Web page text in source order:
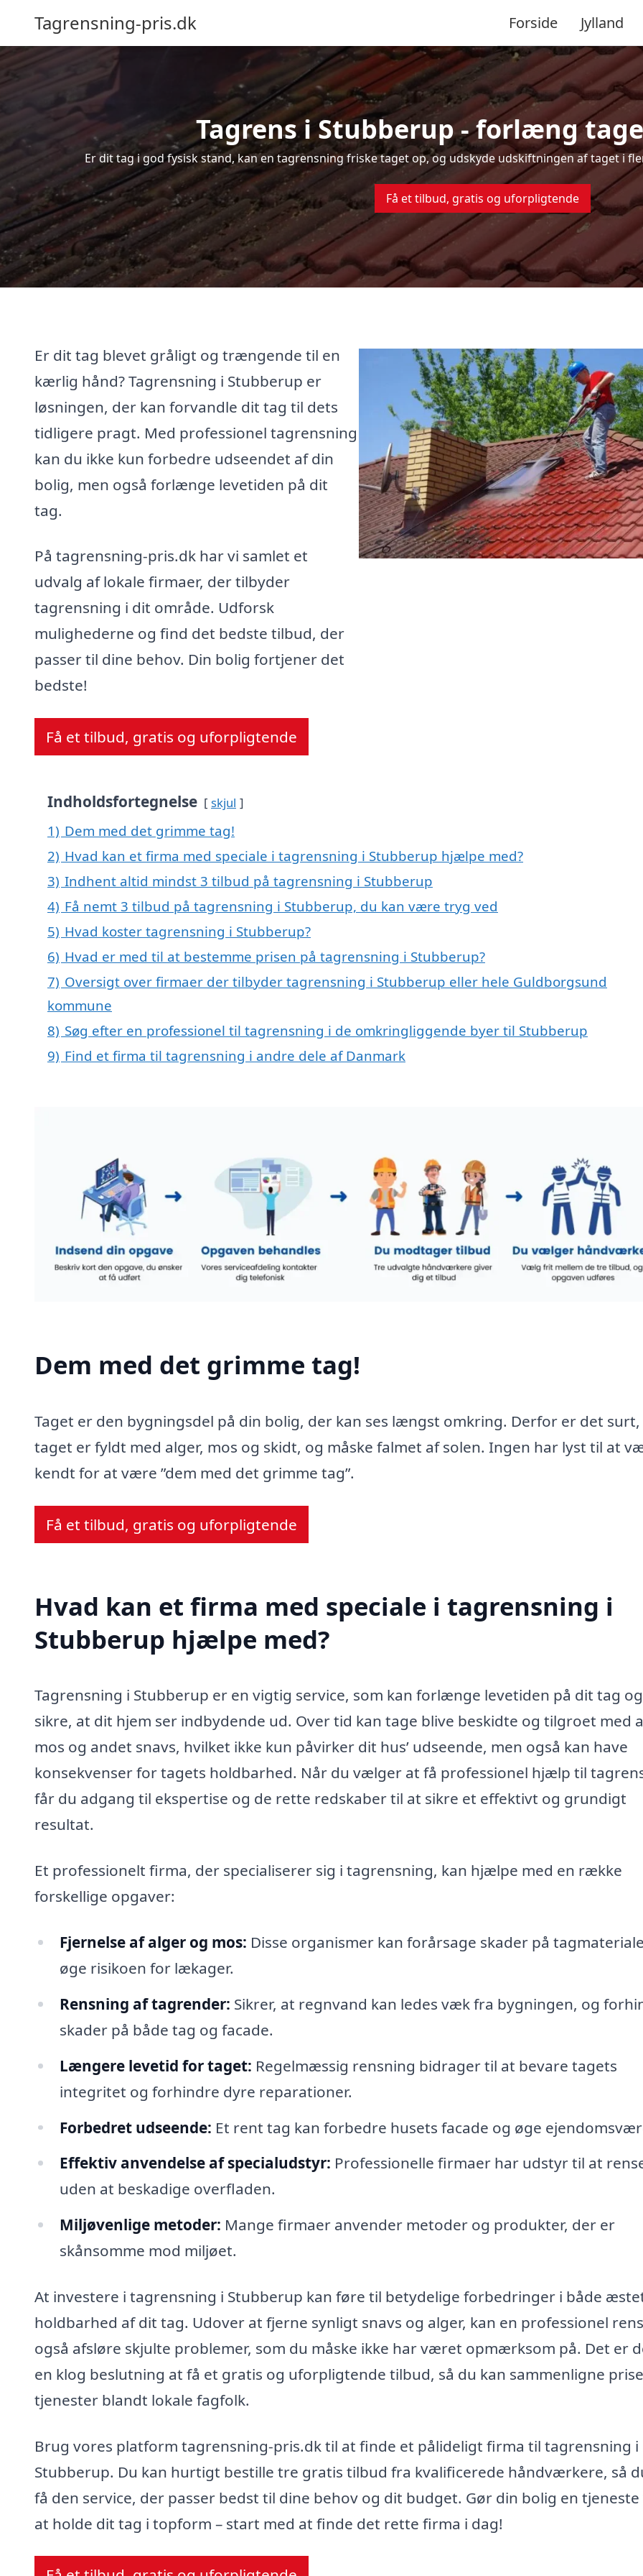
Tagrensning-pris.dk Forside Jylland
Tagrens i Stubberup - forlæng
Er dit tag i god fysisk stand, kan en tagrensning friske taget op, og udskyde udskiftningen af taget i
Få et tilbud, gratis og uforpligtende
Er dit tag blevet gråligt og trængende til en
kærlig hånd? Tagrensning i Stubberup er
løsningen, der kan forvandle dit tag til dets
tidligere pragt. Med professionel tagrensning
kan du ikke kun forbedre udseendet af din
bolig, men også forlænge levetiden på dit
tag.
På tagrensning-pris.dk har vi samlet et
udvalg af lokale firmaer, der tilbyder
tagrensning i dit område. Udforsk
mulighederne og find det bedste tilbud, der
passer til dine behov. Din bolig fortjener det
bedste!
Få et tilbud, gratis og uforpligtende
Indholdsfortegnelse skjul
1) Dem med det grimme tag!
2) Hvad kan et firma med speciale i tagrensning i Stubberup hjælpe med?
3) Indhent altid mindst 3 tilbud på tagrensning i Stubberup
4) Få nemt 3 tilbud på tagrensning i Stubberup, du kan være tryg ved
5) Hvad koster tagrensning i Stubberup?
6) Hvad er med til at bestemme prisen på tagrensning i Stubberup?
7) Oversigt over firmaer der tilbyder tagrensning i Stubberup eller hele Guldborgsund
kommune
8) Søg efter en professionel til tagrensning i de omkringliggende byer til Stubberup
9) Find et firma til tagrensning i andre dele af Danmark
Dem med det grimme tag!
Taget er den bygningsdel på din bolig, der kan ses længst omkring. Derfor er det
taget er fyldt med alger, mos og skidt, og måske falmet af solen. Ingen har lyst til at
kendt for at være ”dem med det grimme tag”.
Få et tilbud, gratis og uforpligtende
Hvad kan et firma med speciale i tagrensning i
Stubberup hjælpe med?
Tagrensning i Stubberup er en vigtig service, som kan forlænge levetiden på dit tag og
sikre, at dit hjem ser indbydende ud. Over tid kan tage blive beskidte og tilgroet med
mos og andet snavs, hvilket ikke kun påvirker dit hus’ udseende, men også kan have
konsekvenser for tagets holdbarhed. Når du vælger at få professionel hjælp til
får du adgang til ekspertise og de rette redskaber til at sikre et effektivt og grundigt
resultat.
Et professionelt firma, der specialiserer sig i tagrensning, kan hjælpe med en række
forskellige opgaver:
Fjernelse af alger og mos: Disse organismer kan forårsage skader på
øge risikoen for lækager.
Rensning af tagrender: Sikrer, at regnvand kan ledes væk fra bygningen, og
skader på både tag og facade.
Længere levetid for taget: Regelmæssig rensning bidrager til at bevare tagets
integritet og forhindre dyre reparationer.
Forbedret udseende: Et rent tag kan forbedre husets facade og øge
Effektiv anvendelse af specialudstyr: Professionelle firmaer har udstyr til at
uden at beskadige overfladen.
Miljøvenlige metoder: Mange firmaer anvender metoder og produkter, der er
skånsomme mod miljøet.
At investere i tagrensning i Stubberup kan føre til betydelige forbedringer i både
holdbarhed af dit tag. Udover at fjerne synligt snavs og alger, kan en professionel
også afsløre skjulte problemer, som du måske ikke har været opmærksom på. Det er
en klog beslutning at få et gratis og uforpligtende tilbud, så du kan sammenligne
tjenester blandt lokale fagfolk.
Brug vores platform tagrensning-pris.dk til at finde et pålideligt firma til tagrensning i
Stubberup. Du kan hurtigt bestille tre gratis tilbud fra kvalificerede håndværkere, så
få den service, der passer bedst til dine behov og dit budget. Gør din bolig en tjeneste
at holde dit tag i topform – start med at finde det rette firma i dag!